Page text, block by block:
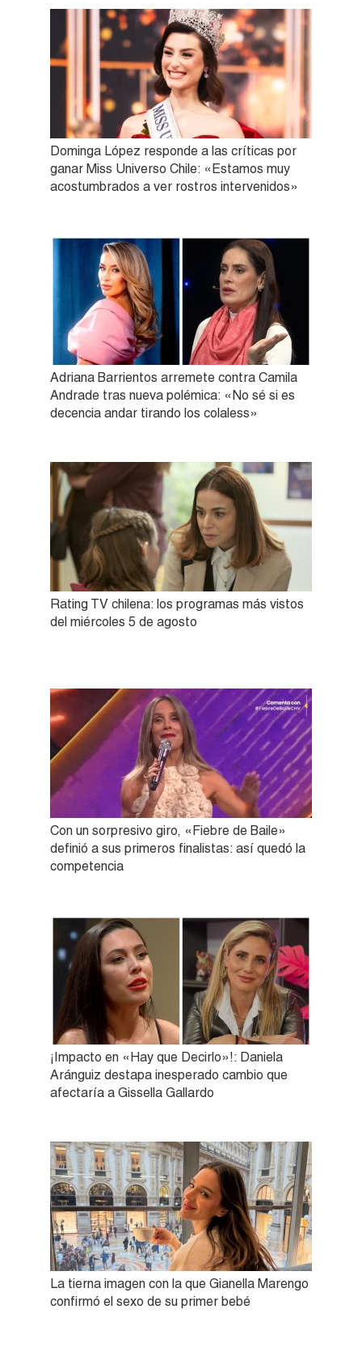
Dominga López responde a las críticas por
ganar Miss Universo Chile: «Estamos muy
acostumbrados a ver rostros intervenidos»
Adriana Barrientos arremete contra Camila
Andrade tras nueva polémica: «No sé si es
decencia andar tirando los colaless»
Rating TV chilena: los programas más vistos
del miércoles 5 de agosto
Con un sorpresivo giro, «Fiebre de Baile»
definió a sus primeros finalistas: así quedó la
competencia
¡Impacto en «Hay que Decirlo»!: Daniela
Aránguiz destapa inesperado cambio que
afectaría a Gissella Gallardo
La tierna imagen con la que Gianella Marengo
confirmó el sexo de su primer bebé